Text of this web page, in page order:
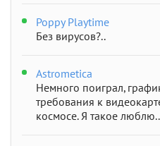
Poppy Playtime
Без вирусов?..
Astrometica
Немного поиграл,
требования к
космосе. Я такое